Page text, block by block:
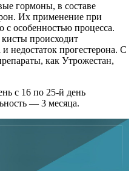
гормоны, в составе
Их применение при
с особенностью процесса.
происходит
недостаток прогестерона. С
как Утрожестан,
с 16 по 25-й день
— 3 месяца.